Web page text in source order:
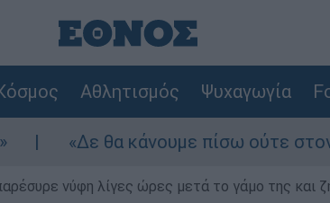
Αθλητισμός Ψυχαγωγία
θα κάνουμε πίσω ούτε στον πόλεμο
νύφη λίγες ώρες μετά το γάμο της και